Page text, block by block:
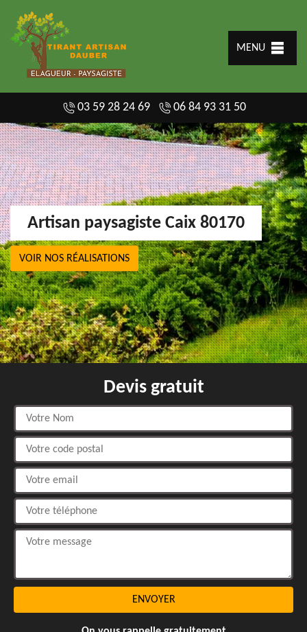
MENU
03 59 28 24 69 06 84 93 31 50
Artisan paysagiste Caix 80170
VOIR NOS RÉALISATIONS
Devis gratuit